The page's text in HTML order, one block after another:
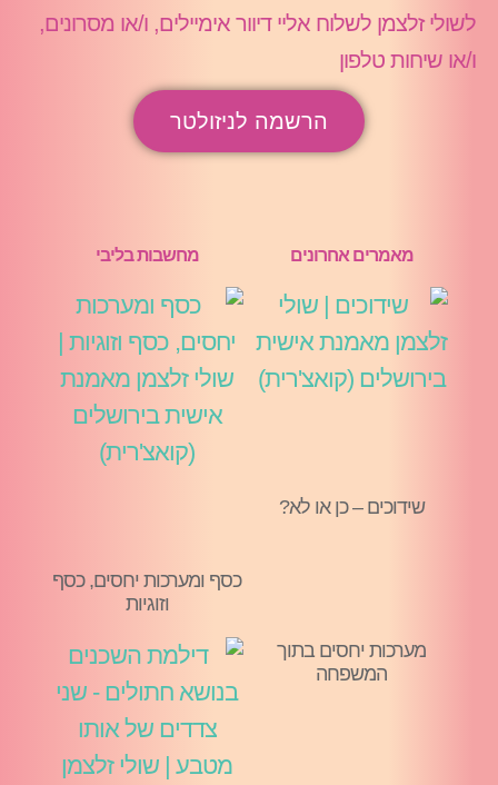
לשולי זלצמן לשלוח אליי דיוור אימיילים, ו/או מסרונים,
ו/או שיחות טלפון
הרשמה לניזולטר
מאמרים אחרונים
שידוכים – כן או לא?
מערכות יחסים בתוך
המשפחה
מחשבות בליבי
כסף ומערכות יחסים, כסף
וזוגיות